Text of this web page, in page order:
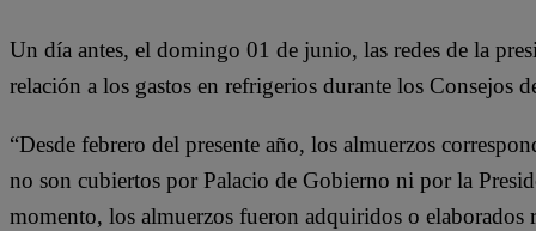
Un día antes, el domingo 01 de junio, las redes de la
relación a los gastos en refrigerios durante los Consejos
“Desde febrero del presente año, los almuerzos
no son cubiertos por Palacio de Gobierno ni por la
momento, los almuerzos fueron adquiridos o elaborados